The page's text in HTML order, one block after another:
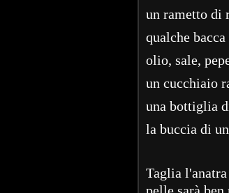
un rametto di
qualche
olio, sale,
un cucchiaio
una bottiglia
la buccia di
Taglia